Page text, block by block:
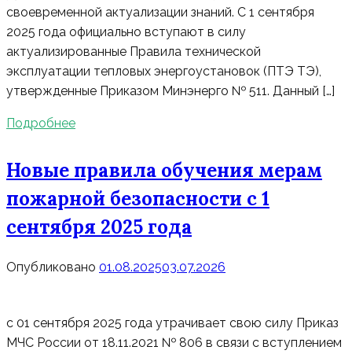
своевременной актуализации знаний. С 1 сентября
2025 года официально вступают в силу
актуализированные Правила технической
эксплуатации тепловых энергоустановок (ПТЭ ТЭ),
утвержденные Приказом Минэнерго № 511. Данный […]
Подробнее
Новые правила обучения мерам
пожарной безопасности с 1
сентября 2025 года
Опубликовано 01.08.202503.07.2026
с 01 сентября 2025 года утрачивает свою силу Приказ
МЧС России от 18.11.2021 № 806 в связи с вступлением